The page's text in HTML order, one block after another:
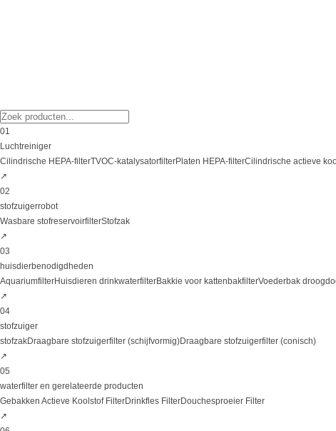
01
Luchtreiniger
Cilindrische HEPA-filterTVOC-katalysatorfilterPlaten HEPA-filterCilindrische actieve
↗
02
stofzuigerrobot
Wasbare stofreservoirfilterStofzak
↗
03
huisdierbenodigdheden
AquariumfilterHuisdieren drinkwaterfilterBakkie voor kattenbakfilterVoederbak
↗
04
stofzuiger
stofzakDraagbare stofzuigerfilter (schijfvormig)Draagbare stofzuigerfilter (conisch)
↗
05
waterfilter en gerelateerde producten
Gebakken Actieve Koolstof FilterDrinkfles FilterDouchesproeier Filter
↗